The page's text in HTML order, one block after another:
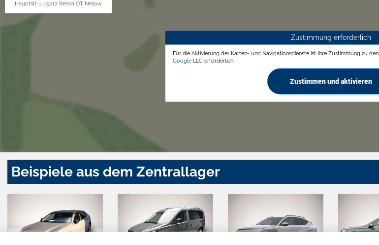
Hauptstr. 1, 19217 Rehna OT Nesow
Zustimmung erforderlich
Für die Aktivierung der Karten- und Navigationsdienste ist Ihre Zustimmung zu den
Google LLC erforderlich.
Zustimmen und aktivieren
Beispiele aus dem Zentrallager